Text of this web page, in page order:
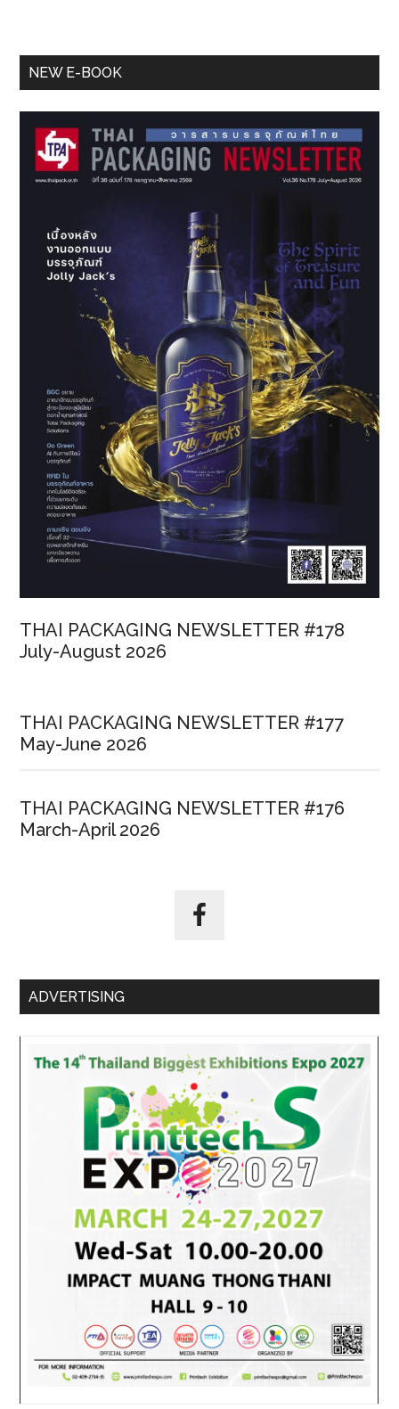
Primary
NEW E-BOOK
THAI PACKAGING NEWSLETTER #178
July-August 2026
THAI PACKAGING NEWSLETTER #177
May-June 2026
THAI PACKAGING NEWSLETTER #176
March-April 2026
ADVERTISING